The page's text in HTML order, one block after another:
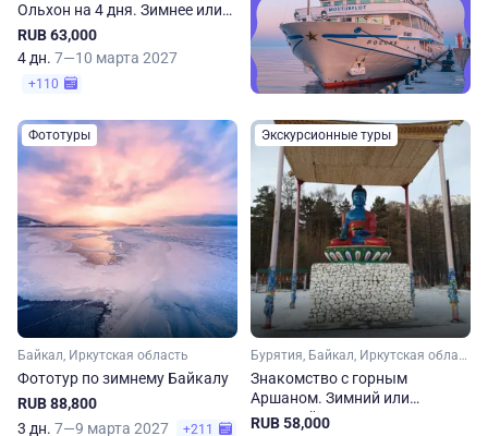
Ольхон на 4 дня. Зимнее или
весеннее приключение
RUB 63,000
4 дн. 7—10 марта 2027
+110
Фототуры
Байкал, Иркутская область
Фототур по зимнему Байкалу
RUB 88,800
3 дн. 7—9 марта 2027 +211
Экскурсионные туры
Бурятия, Байкал, Иркутская область
Знакомство с горным
Аршаном. Зимний или
весенний тур
RUB 58,000